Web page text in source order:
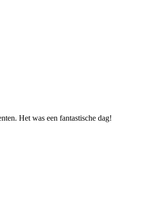
Het was een fantastische dag!